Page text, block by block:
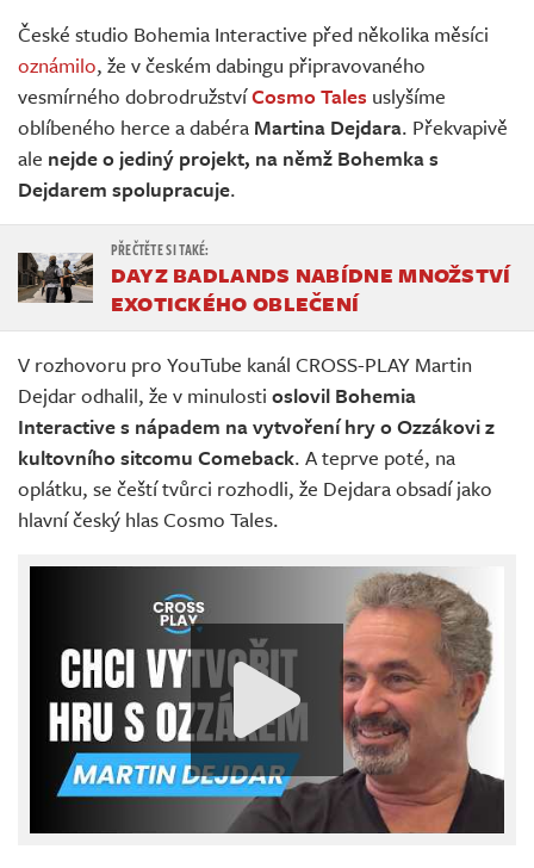
Živě
České studio Bohemia Interactive před několika měsíci
oznámilo, že v českém dabingu připravovaného
vesmírného dobrodružstvíCosmo Tales uslyšíme
oblíbeného herce a dabéra Martina Dejdara. Překvapivě
ale nejde o jediný projekt, na němž Bohemka s
Dejdarem spolupracuje.
DAYZ BADLANDS NABÍDNE MNOŽSTVÍ
EXOTICKÉHO OBLEČENÍ
V rozhovoru pro YouTube kanál CROSS-PLAY Martin
Dejdar odhalil, že v minulosti oslovil Bohemia
Interactive s nápadem na vytvoření hry o Ozzákovi z
kultovního sitcomu Comeback. A teprve poté, na
oplátku, se čeští tvůrci rozhodli, že Dejdara obsadí jako
hlavní český hlas Cosmo Tales.